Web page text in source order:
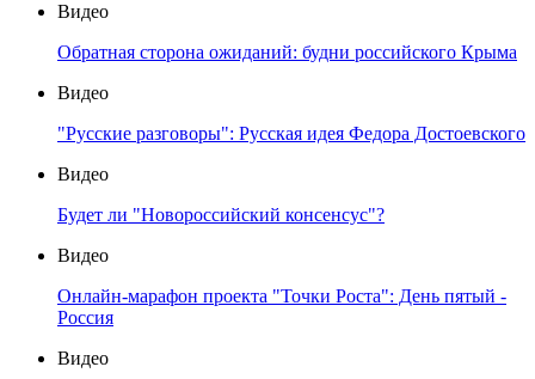
Видео
Обратная сторона ожиданий: будни российского Крыма
Видео
"Русские разговоры": Русская идея Федора Достоевского
Видео
Будет ли "Новороссийский консенсус"?
Видео
Онлайн-марафон проекта "Точки Роста": День пятый -
Россия
Видео